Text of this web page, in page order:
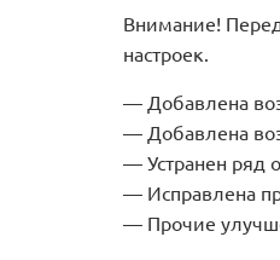
Внимание!
настроек.
Добавлена
Добавлена
Устранен ряд
Исправлена
Прочие